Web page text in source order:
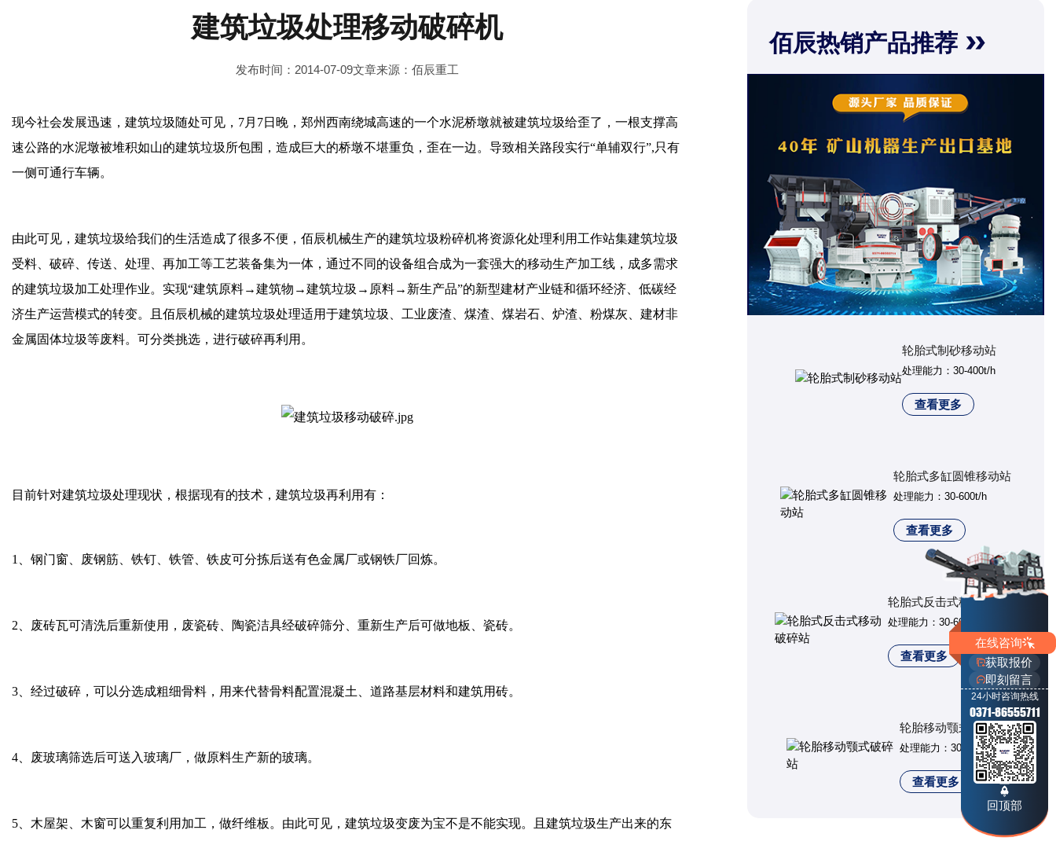
建筑垃圾处理移动破碎机
发布时间：2014-07-09文章来源：佰辰重工
现今社会发展迅速，建筑垃圾随处可见，7月7日晚，郑州西南绕城高速的一个水泥桥墩就被建筑垃圾给歪了，一根支撑高
速公路的水泥墩被堆积如山的建筑垃圾所包围，造成巨大的桥墩不堪重负，歪在一边。导致相关路段实行“单辅双行”,只有
一侧可通行车辆。
由此可见，建筑垃圾给我们的生活造成了很多不便，佰辰机械生产的建筑垃圾粉碎机将资源化处理利用工作站集建筑垃圾
受料、破碎、传送、处理、再加工等工艺装备集为一体，通过不同的设备组合成为一套强大的移动生产加工线，成多需求
的建筑垃圾加工处理作业。实现“建筑原料→建筑物→建筑垃圾→原料→新生产品”的新型建材产业链和循环经济、低碳经
济生产运营模式的转变。且佰辰机械的建筑垃圾处理适用于建筑垃圾、工业废渣、煤渣、煤岩石、炉渣、粉煤灰、建材非
金属固体垃圾等废料。可分类挑选，进行破碎再利用。
目前针对建筑垃圾处理现状，根据现有的技术，建筑垃圾再利用有：
1、钢门窗、废钢筋、铁钉、铁管、铁皮可分拣后送有色金属厂或钢铁厂回炼。
2、废砖瓦可清洗后重新使用，废瓷砖、陶瓷洁具经破碎筛分、重新生产后可做地板、瓷砖。
3、经过破碎，可以分选成粗细骨料，用来代替骨料配置混凝土、道路基层材料和建筑用砖。
4、废玻璃筛选后可送入玻璃厂，做原料生产新的玻璃。
5、木屋架、木窗可以重复利用加工，做纤维板。由此可见，建筑垃圾变废为宝不是不能实现。且建筑垃圾生产出来的东
佰辰热销产品推荐
轮胎式制砂移动站
处理能力：30-400t/h
查看更多
轮胎式多缸圆锥移动站
处理能力：30-600t/h
查看更多
轮胎式反击式移动破碎站
处理能力：30-600t/h
查看更多
轮胎移动颚式破碎站
处理能力：30-800t/h
查看更多
在线咨询
获取报价
即刻留言
24小时咨询热线
0371-86555711
回顶部